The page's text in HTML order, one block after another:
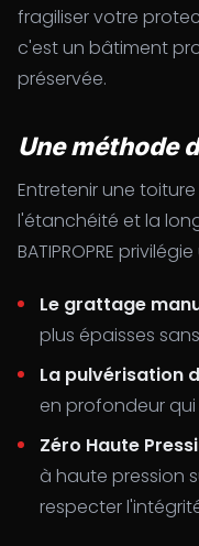
fragiliser votre
c'est un bâtiment
préservée.
Une méthode
Entretenir une
l'étanchéité et la
BATIPROPRE
Le grattage
plus épaisses
La pulvérisation
en profondeur
Zéro Haute
à haute pression
respecter